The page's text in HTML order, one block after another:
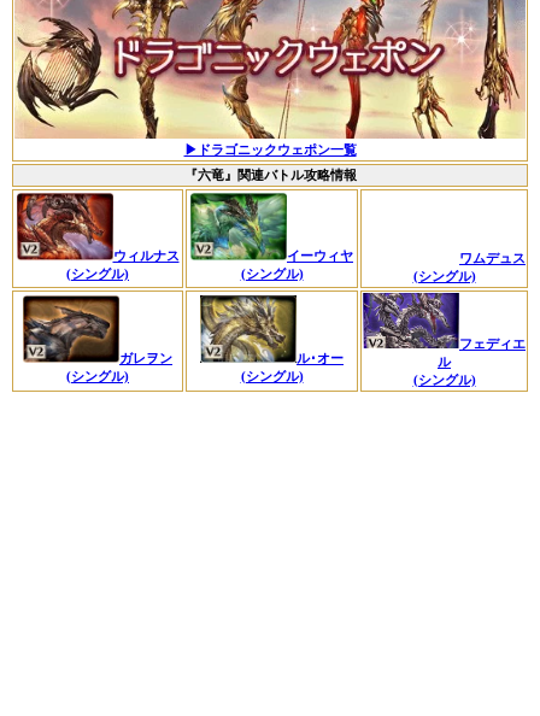
▶ドラゴニックウェポン一覧
『六竜』関連バトル攻略情報
ウィルナス
(シングル)
イーウィヤ
(シングル)
ワムデュス
(シングル)
ガレヲン
(シングル)
ル･オー
(シングル)
フェディエ
ル
(シングル)